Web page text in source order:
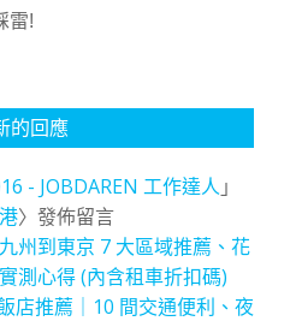
雷!
的回應
- JOBDAREN 工作達人 」
〉發佈留言
州到東京 7 大區域推薦、花
測心得 (內含租車折扣碼)
店推薦｜10 間交通便利、夜